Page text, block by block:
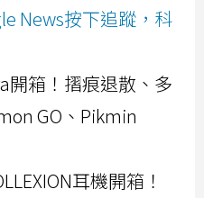
News按下追蹤，科
開箱！摺痕退散、多
GO、Pikmin
耳機開箱！